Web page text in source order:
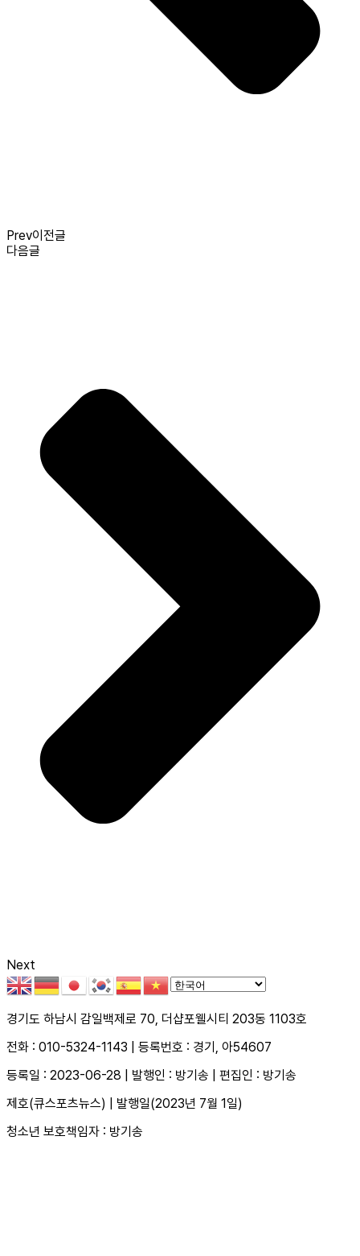
Prev이전글
다음글
Next
경기도 하남시 감일백제로 70, 더샵포웰시티 203동 1103호
전화 : 010-5324-1143 | 등록번호 : 경기, 아54607
등록일 : 2023-06-28 | 발행인 : 방기송 | 편집인 : 방기송
제호(큐스포츠뉴스) | 발행일(2023년 7월 1일)
청소년 보호책임자 : 방기송